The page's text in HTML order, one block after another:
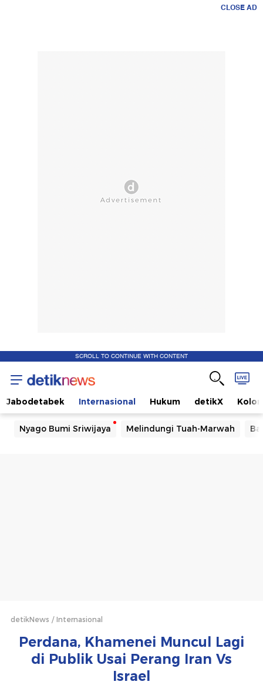
CLOSE AD
SCROLL TO CONTINUE WITH CONTENT
Jabodetabek Internasional Hukum detikX
Nyago Bumi Sriwijaya Melindungi Tuah-Marwah
detikNews Internasional
Perdana, Khamenei Muncul Lagi
di Publik Usai Perang Iran Vs
Israel